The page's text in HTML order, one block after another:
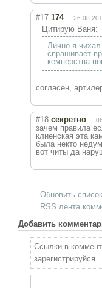
#17 174
Цитирую Ваня:
Лично я
спрашивает
кемперства
согласен,
#18 секретно
зачем правила
клиенская эта
была некто
вот читы да
Обновить
RSS лента
Добавить
Ссылки в
зарегистрируйся.